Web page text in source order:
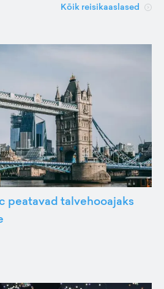
Kõik reisikaaslased
peatavad talvehooajaks